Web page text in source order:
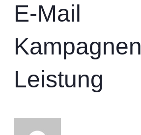
E-Mail
Kampagnen
Leistung